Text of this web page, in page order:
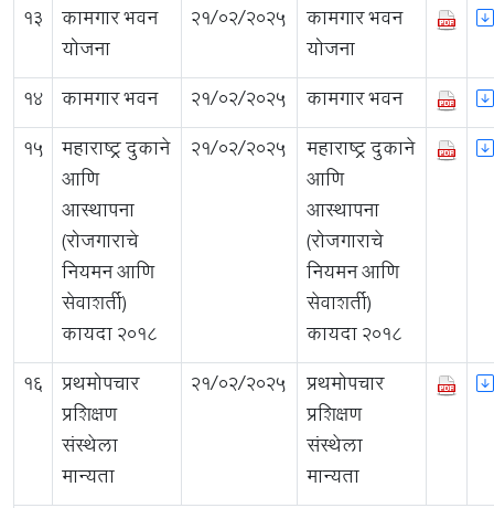
13 कामगार भवन
योजना
21/02/2025 कामगार भवन
योजना
14 कामगार भवन 21/02/2025 कामगार भवन
15 महाराष्ट्र दुकाने
आणि
आस्थापना
(रोजगाराचे
नियमन आणि
सेवाशर्ती)
कायदा २०१८
21/02/2025 महाराष्ट्र दुकाने
आणि
आस्थापना
(रोजगाराचे
नियमन आणि
सेवाशर्ती)
कायदा २०१८
16 प्रथमोपचार
प्रशिक्षण
संस्थेला
मान्यता
21/02/2025 प्रथमोपचार
प्रशिक्षण
संस्थेला
मान्यता